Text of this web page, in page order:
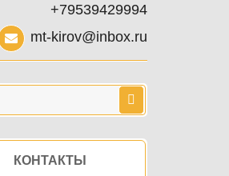
+79539429994
mt-kirov@inbox.ru
КОНТАКТЫ